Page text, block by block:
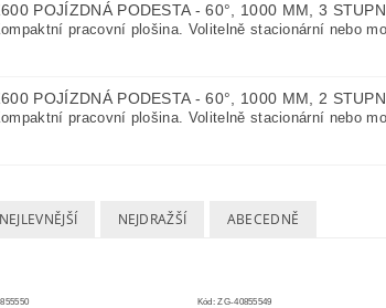
POJÍZDNÁ PODESTA - 60°, 1000 MM, 3
pracovní plošina. Volitelně stacionární nebo
POJÍZDNÁ PODESTA - 60°, 1000 MM, 2
pracovní plošina. Volitelně stacionární nebo
NEJLEVNĚJŠÍ NEJDRAŽŠÍ ABECEDNĚ
Kód:ZG-40855549